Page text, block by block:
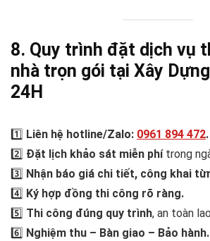
8. Quy trình đặt dịch vụ
nhà trọn gói tại Xây
24H
1️⃣ Liên hệ hotline/Zalo: 0961 894 472.
2️⃣ Đặt lịch khảo sát miễn phítrong
3️⃣ Nhận báo giá chi tiết, công khai
4️⃣ Ký hợp đồng thi công rõ ràng.
5️⃣ Thi công đúng quy trình, an toàn
6️⃣ Nghiệm thu – Bàn giao – Bảo hành.